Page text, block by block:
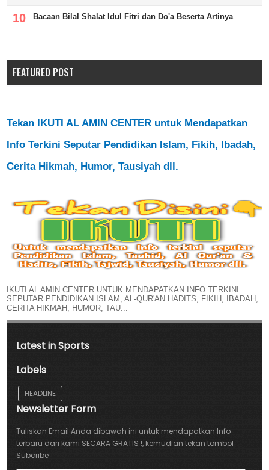
Bacaan Bilal Shalat Idul Fitri dan Do'a Beserta Artinya
FEATURED POST
Tekan IKUTI AL AMIN CENTER untuk Mendapatkan
Info Terkini Seputar Pendidikan Islam, Fikih, Ibadah,
Cerita Hikmah, Humor, Tausiyah dll.
IKUTI AL AMIN CENTER UNTUK MENDAPATKAN INFO TERKINI
SEPUTAR PENDIDIKAN ISLAM, AL-QUR'AN HADITS, FIKIH, IBADAH,
CERITA HIKMAH, HUMOR, TAU...
Latest in Sports
Labels
HEADLINE
Newsletter Form
Tuliskan Email Anda dibawah ini untuk mendapatkan Info
terbaru dari kami SECARA GRATIS !, kemudian tekan tombol
Subcribe